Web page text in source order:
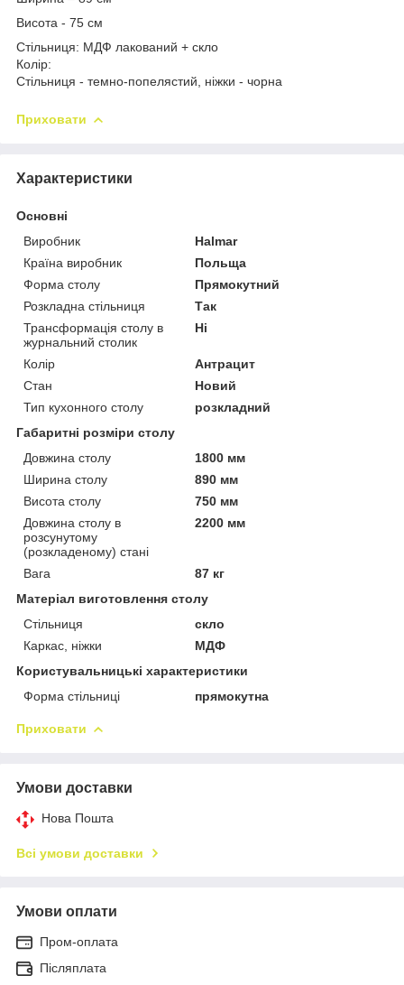
Висота - 75 см
Стільниця: МДФ лакований + скло
Колір:
Стільниця - темно-попелястий, ніжки - чорна
Приховати
Характеристики
Основні
Виробник
Halmar
Країна виробник
Польща
Форма столу
Прямокутний
Розкладна стільниця
Так
Трансформація столу в
журнальний столик
Ні
Колір
Антрацит
Стан
Новий
Тип кухонного столу
розкладний
Габаритні розміри столу
Довжина столу
1800 мм
Ширина столу
890 мм
Висота столу
750 мм
Довжина столу в
розсунутому
(розкладеному) стані
2200 мм
Вага
87 кг
Матеріал виготовлення столу
Стільниця
скло
Каркас, ніжки
МДФ
Користувальницькі характеристики
Форма стільниці
прямокутна
Приховати
Умови доставки
Нова Пошта
Всі умови доставки
Умови оплати
Пром-оплата
Післяплата